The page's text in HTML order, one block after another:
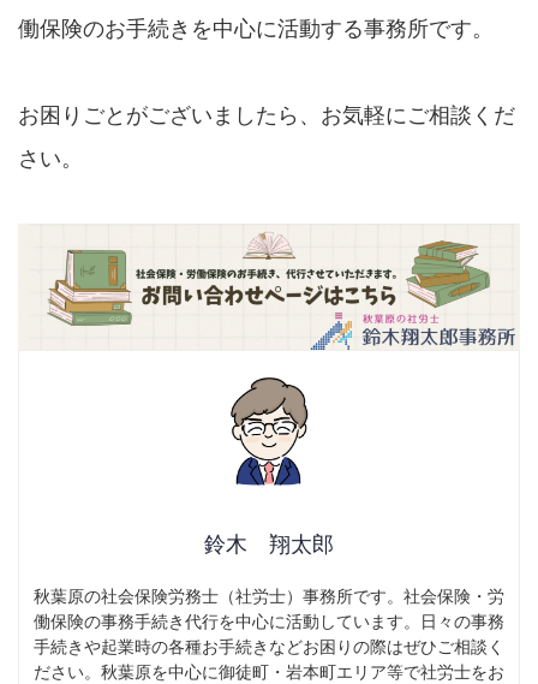
働保険のお手続きを中心に活動する事務所です。
お困りごとがございましたら、お気軽にご相談くだ
さい。
鈴木 翔太郎
秋葉原の社会保険労務士（社労士）事務所です。社会保険・労
働保険の事務手続き代行を中心に活動しています。日々の事務
手続きや起業時の各種お手続きなどお困りの際はぜひご相談く
ださい。秋葉原を中心に御徒町・岩本町エリア等で社労士をお